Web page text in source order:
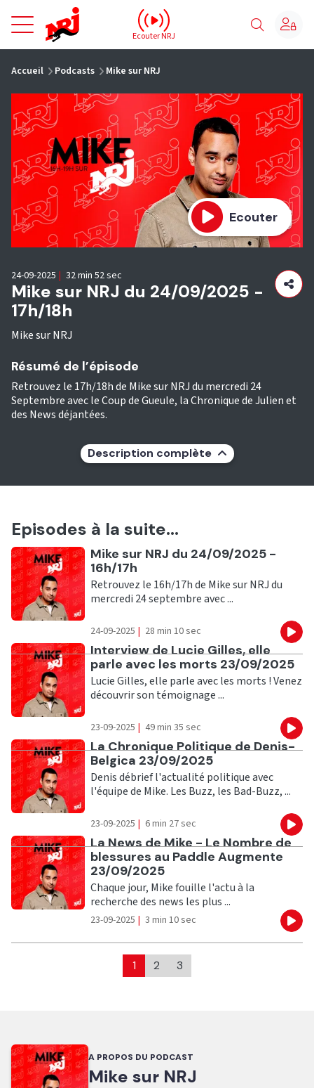
NRJ - Accueil
Ecouter NRJ
Accueil Podcasts Mike sur NRJ
Ecouter
Mike sur NRJ du 24/09/2025 -
17h/18h
Mike sur NRJ
24-09-2025 | 32 min 52 sec
Résumé de l’épisode
Retrouvez le 17h/18h de Mike sur NRJ du mercredi 24
Septembre avec le Coup de Gueule, la Chronique de Julien et
des News déjantées.
Description complète
Episodes à la suite...
Ecouter
Mike sur NRJ du 24/09/2025 -
16h/17h
Retrouvez le 16h/17h de Mike sur NRJ du
mercredi 24 septembre avec ...
24-09-2025 | 28 min 10 sec
Ecouter
Interview de Lucie Gilles, elle
parle avec les morts 23/09/2025
Lucie Gilles, elle parle avec les morts ! Venez
découvrir son témoignage ...
23-09-2025 | 49 min 35 sec
Ecouter
La Chronique Politique de Denis-
Belgica 23/09/2025
Denis débrief l'actualité politique avec
l'équipe de Mike. Les Buzz, les Bad-Buzz, ...
23-09-2025 | 6 min 27 sec
Ecouter
La News de Mike - Le Nombre de
blessures au Paddle Augmente
23/09/2025
Chaque jour, Mike fouille l'actu à la
recherche des news les plus ...
23-09-2025 | 3 min 10 sec
1 2 3
A PROPOS DU PODCAST
Mike sur NRJ